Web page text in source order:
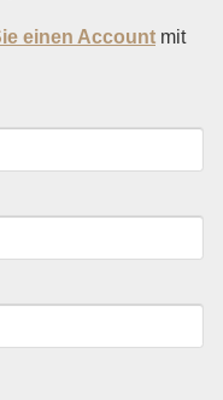
einen Account mit